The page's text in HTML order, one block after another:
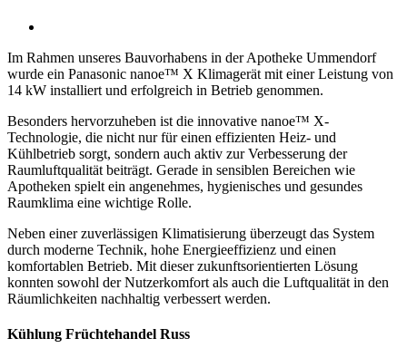
Im Rahmen unseres Bauvorhabens in der Apotheke Ummendorf
wurde ein Panasonic nanoe™ X Klimagerät mit einer Leistung von
14 kW installiert und erfolgreich in Betrieb genommen.
Besonders hervorzuheben ist die innovative nanoe™ X-
Technologie, die nicht nur für einen effizienten Heiz- und
Kühlbetrieb sorgt, sondern auch aktiv zur Verbesserung der
Raumluftqualität beiträgt. Gerade in sensiblen Bereichen wie
Apotheken spielt ein angenehmes, hygienisches und gesundes
Raumklima eine wichtige Rolle.
Neben einer zuverlässigen Klimatisierung überzeugt das System
durch moderne Technik, hohe Energieeffizienz und einen
komfortablen Betrieb. Mit dieser zukunftsorientierten Lösung
konnten sowohl der Nutzerkomfort als auch die Luftqualität in den
Räumlichkeiten nachhaltig verbessert werden.
Kühlung Früchtehandel Russ